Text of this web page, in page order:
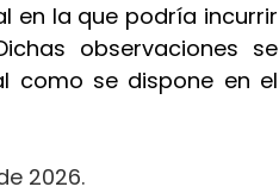
en la que podría incurrir
observaciones se
como se dispone en el
2026.